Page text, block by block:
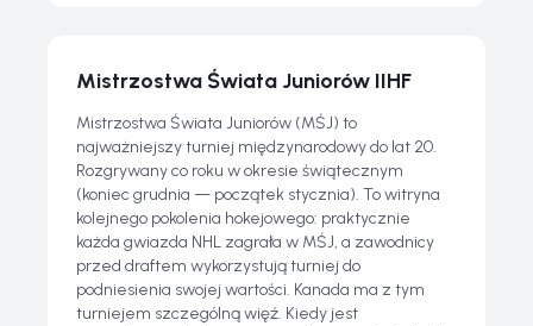
Mistrzostwa Świata Juniorów IIHF
Mistrzostwa Świata Juniorów (MŚJ) to
najważniejszy turniej międzynarodowy do lat 20.
Rozgrywany co roku w okresie świątecznym
(koniec grudnia — początek stycznia). To witryna
kolejnego pokolenia hokejowego: praktycznie
każda gwiazda NHL zagrała w MŚJ, a zawodnicy
przed draftem wykorzystują turniej do
podniesienia swojej wartości. Kanada ma z tym
turniejem szczególną więź. Kiedy jest